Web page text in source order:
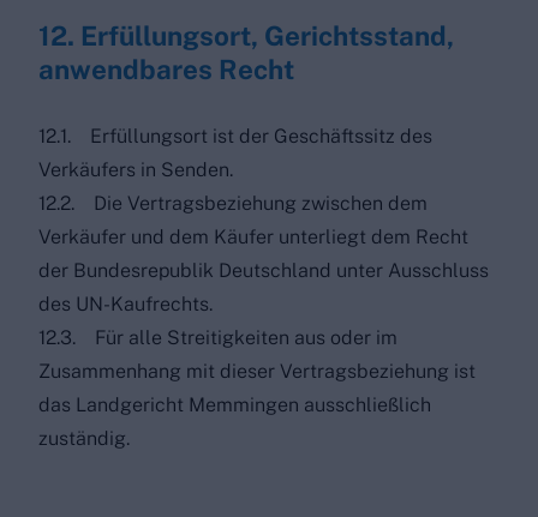
12. Erfüllungsort, Gerichtsstand,
anwendbares Recht
12.1. Erfüllungsort ist der Geschäftssitz des
Verkäufers in Senden.
12.2. Die Vertragsbeziehung zwischen dem
Verkäufer und dem Käufer unterliegt dem Recht
der Bundesrepublik Deutschland unter Ausschluss
des UN-Kaufrechts.
12.3. Für alle Streitigkeiten aus oder im
Zusammenhang mit dieser Vertragsbeziehung ist
das Landgericht Memmingen ausschließlich
zuständig.